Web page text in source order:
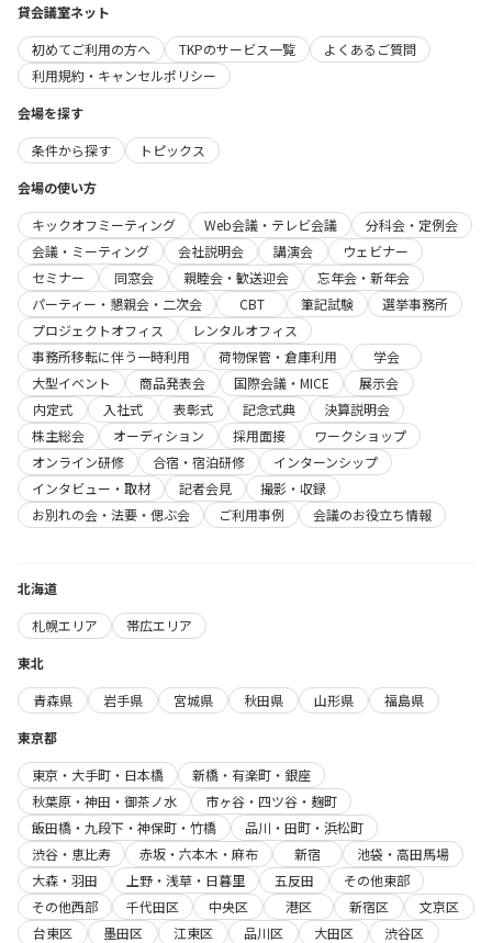
貸会議室ネット
初めてご利用の方へ
TKPのサービス一覧
よくあるご質問
利用規約・キャンセルポリシー
会場を探す
条件から探す
トピックス
会場の使い方
キックオフミーティング
Web会議・テレビ会議
分科会・定例会
会議・ミーティング
会社説明会 講演会
ウェビナー
セミナー
同窓会 親睦会・歓送迎会
忘年会・新年会
パーティー・懇親会・二次会
CBT 筆記試験
選挙事務所
プロジェクトオフィス
レンタルオフィス
事務所移転に伴う一時利用
荷物保管・倉庫利用
学会
大型イベント
商品発表会 国際会議・MICE
展示会
内定式
入社式 表彰式 記念式典
決算説明会
株主総会
オーディション 採用面接
ワークショップ
オンライン研修
合宿・宿泊研修
インターンシップ
インタビュー・取材
記者会見
撮影・収録
お別れの会・法要・偲ぶ会
ご利用事例 会議のお役立ち情報
北海道
札幌エリア
帯広エリア
東北
青森県
岩手県 宮城県 秋田県 山形県
福島県
東京都
東京・大手町・日本橋
新橋・有楽町・銀座
秋葉原・神田・御茶ノ水
市ヶ谷・四ツ谷・麹町
飯田橋・九段下・神保町・竹橋
品川・田町・浜松町
渋谷・恵比寿
赤坂・六本木・麻布 新宿
池袋・高田馬場
大森・羽田
上野・浅草・日暮里 五反田
その他東部
その他西部
千代田区 中央区 港区 新宿区
文京区
台東区
墨田区 江東区 品川区 大田区
渋谷区